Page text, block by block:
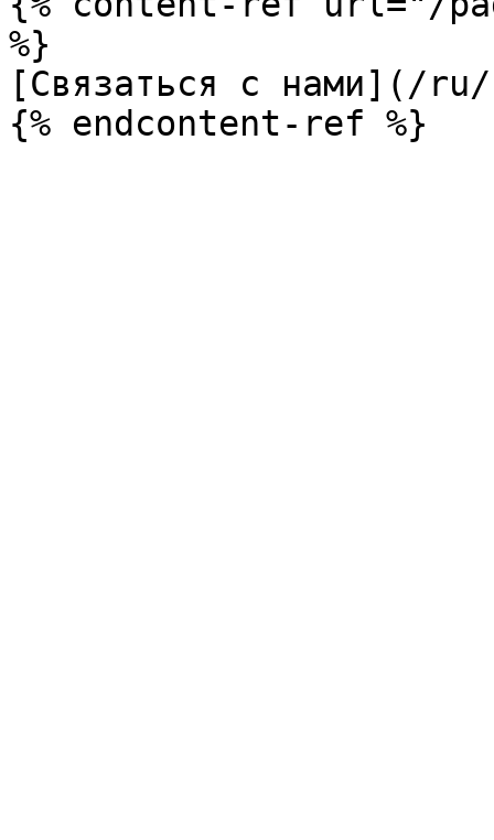
%}
[Связаться с нами](/